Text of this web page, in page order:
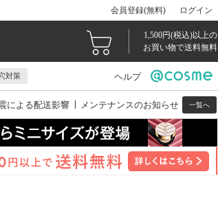
会員登録(無料) ログイン
1,500円(税込)以上の
お買い物で送料無料
対策 ヘルプ
による配送影響 メンテナンスのお知らせ 一覧へ